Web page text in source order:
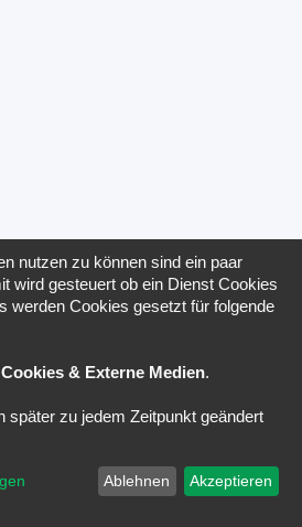
nutzen zu können sind ein paar
wird gesteuert ob ein Dienst Cookies
werden Cookies gesetzt für folgende
& Externe Medien.
später zu jedem Zeitpunkt geändert
Ablehnen Akzeptieren